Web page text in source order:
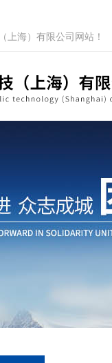
上海）有限公司网站！